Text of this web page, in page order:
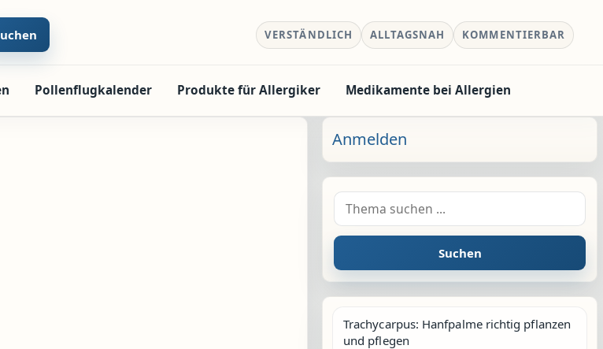
VERSTÄNDLICH ALLTAGSNAH KOMMENTIERBAR
Pollenflugkalender Produkte für Allergiker Medikamente bei Allergien
Anmelden
Suche nach:
Suchen
Trachycarpus: Hanfpalme richtig pflanzen
und pflegen